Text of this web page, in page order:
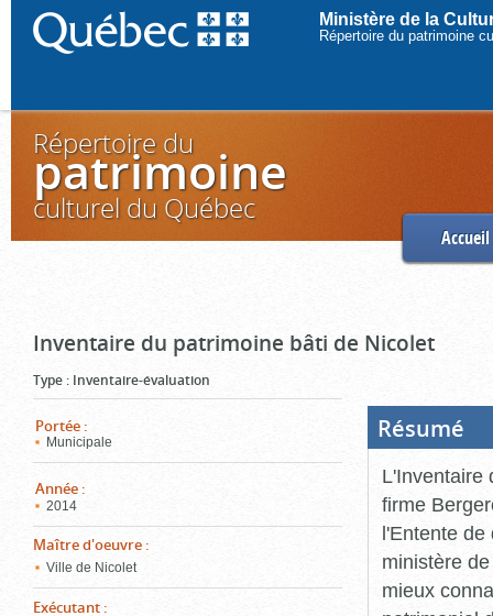
Ministère de la
Répertoire du patrimoine
Répertoire du
patrimoine
culturel du Québec
Accueil
Inventaire du patrimoine bâti de Nicolet
Type : Inventaire-évaluation
Portée :
Municipale
Année :
2014
Maître d'oeuvre :
Ville de Nicolet
Exécutant :
Résumé
L'Inventaire
firme
l'Entente de
ministère
mieux